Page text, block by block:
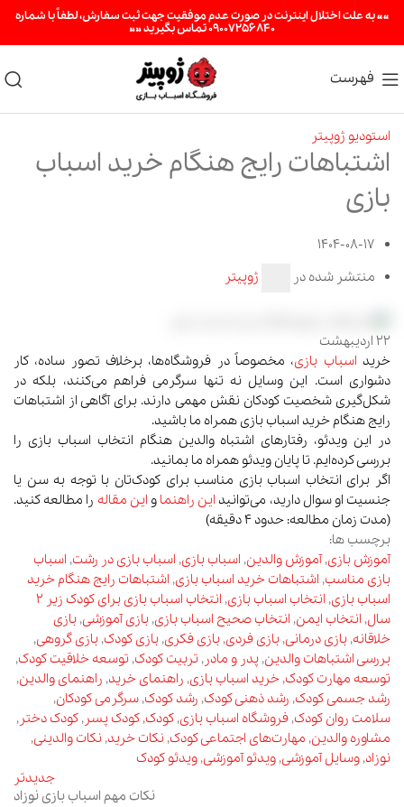
«« به علت اختلال اینترنت در صورت عدم موفقیت جهت ثبت سفارش، لطفاً با شماره
09007256840 تماس بگیرید »»
فهرست
استودیو ژوپیتر
اشتباهات رایج هنگام خرید اسباب
بازی
1404-08-17
منتشر شده در
ژوپیتر
22 اردیبهشت
خرید اسباب بازی، مخصوصاً در فروشگاه‌ها، برخلاف تصور ساده، کار
دشواری است. این وسایل نه تنها سرگرمی فراهم می‌کنند، بلکه در
شکل‌گیری شخصیت کودکان نقش مهمی دارند. برای آگاهی از اشتباهات
رایج هنگام خرید اسباب بازی همراه ما باشید.
در این ویدئو، رفتارهای اشتباه والدین هنگام انتخاب اسباب بازی را
بررسی کرده‌ایم. تا پایان ویدئو همراه ما بمانید.
اگر برای انتخاب اسباب بازی مناسب برای کودک‌تان با توجه به سن یا
جنسیت او سوال دارید، می‌توانید این راهنما و این مقاله را مطالعه کنید.
(مدت زمان مطالعه: حدود 4 دقیقه)
برچسب ها:
آموزش بازی,آموزش والدین, اسباب بازی, اسباب بازی در رشت, اسباب
بازی مناسب, اشتباهات خرید اسباب بازی, اشتباهات رایج هنگام خرید
اسباب بازی, انتخاب اسباب بازی,
انتخاب اسباب بازی برای کودک زیر 2
سال, انتخاب ایمن, انتخاب صحیح اسباب بازی, بازی آموزشی, بازی
خلاقانه, بازی درمانی, بازی فردی, بازی فکری, بازی کودک, بازی گروهی,
بررسی اشتباهات والدین, پدر و مادر , تربیت کودک, توسعه خلاقیت کودک,
توسعه مهارت کودک, خرید اسباب بازی, راهنمای خرید, راهنمای والدین,
رشد جسمی کودک, رشد ذهنی کودک, رشد کودک, سرگرمی کودکان,
سلامت روان کودک, فروشگاه اسباب بازی, کودک, کودک پسر , کودک دختر ,
مشاوره والدین, مهارت‌های اجتماعی کودک, نکات خرید, نکات والدینی,
نوزاد, وسایل آموزشی, ویدئو آموزشی, ویدئو کودک
جدیدتر
نکات مهم اسباب بازی نوزاد